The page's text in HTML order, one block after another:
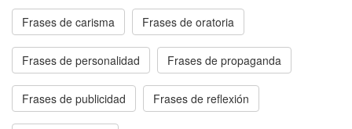
Frases de carisma Frases de oratoria
Frases de personalidad Frases de propaganda
Frases de publicidad Frases de reflexión